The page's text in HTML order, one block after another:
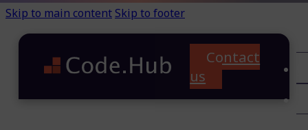
Skip to main content Skip to footer
Contact
us